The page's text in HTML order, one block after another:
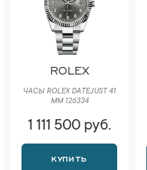
ROLEX
ЧАСЫ ROLEX DATEJUST 41
ММ 126334
1 111 500 руб.
КУПИТЬ